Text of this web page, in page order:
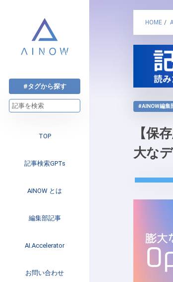
#タグから探す
TOP
記事検索GPTs
AINOW とは
編集部記事
注目のニュース
インタビュー
Web3
AI.Accelerator
AI.Accelerator記事
お問い合わせ
HOME /
#AINOW編集
【保
大な